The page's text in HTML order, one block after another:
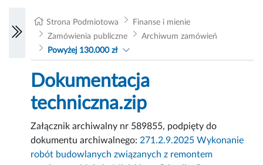
Strona Podmiotowa
Finanse i mienie
Zamówienia publiczne
Archiwum zamówień
Powyżej 130.000 zł
Dokumentacja
techniczna.zip
Załącznik archiwalny nr 589855, podpięty do
dokumentu archiwalnego: 271.2.9.2025 Wykonanie
robót budowlanych związanych z remontem